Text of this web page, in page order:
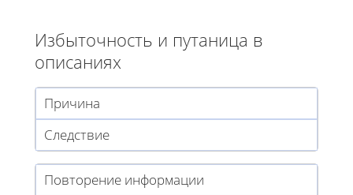
Избыточность и путаница в
описаниях
Причина
Следствие
Повторение информации